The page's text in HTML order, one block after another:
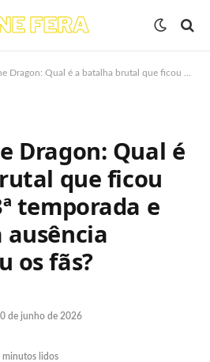
é a batalha brutal que ficou de fora da 3ª temporada e por que sua ausência decepcionou os fãs?
Dragon: Qual é
que ficou
temporada e
ausência
os fãs?
de junho de 2026
minutos lidos